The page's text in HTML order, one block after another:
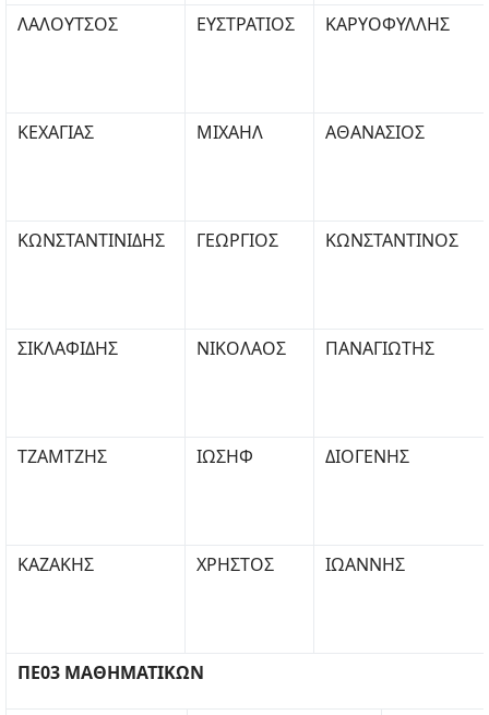
ΛΑΛΟΥΤΣΟΣ ΕΥΣΤΡΑΤΙΟΣ ΚΑΡΥΟΦΥΛΛΗΣ
ΚΕΧΑΓΙΑΣ ΜΙΧΑΗΛ ΑΘΑΝΑΣΙΟΣ
ΚΩΝΣΤΑΝΤΙΝΙΔΗΣ ΓΕΩΡΓΙΟΣ ΚΩΝΣΤΑΝΤΙΝΟΣ
ΣΙΚΛΑΦΙΔΗΣ ΝΙΚΟΛΑΟΣ ΠΑΝΑΓΙΩΤΗΣ
ΤΖΑΜΤΖΗΣ ΙΩΣΗΦ ΔΙΟΓΕΝΗΣ
ΚΑΖΑΚΗΣ ΧΡΗΣΤΟΣ ΙΩΑΝΝΗΣ
ΠΕ03 ΜΑΘΗΜΑΤΙΚΩΝ